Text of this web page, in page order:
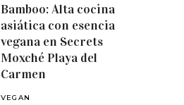
Bamboo: Alta cocina
asiática con esencia
vegana en Secrets
Moxché Playa del
Carmen
VEGAN